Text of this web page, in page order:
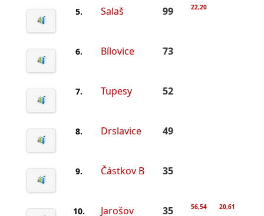
5. Salaš 99 22,20
6. Bílovice 73
7. Tupesy 52
8. Drslavice 49
9. Částkov B 35
10. Jarošov 35 56,54 20,61